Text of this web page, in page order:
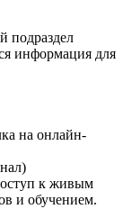
подраздел
информация для
на онлайн-
к живым
и обучением.